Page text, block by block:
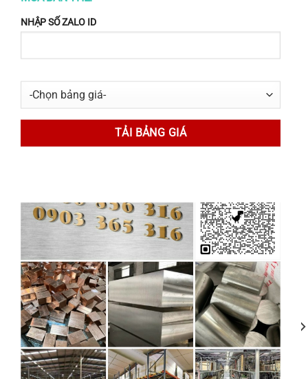
cho ngành sản xuất máy bay nơi cần vật liệu chính xác
chỉnh độ lệch động cơ, hay thiết bị trong lĩnh vực công
nghiệp nặng hay dầu khí.
Xem thêm các loại shim inox khác tại
Đặt hàng online tại:https://inoxdacchung.com/
20
Aug
NHẬP SỐ ZALO ID